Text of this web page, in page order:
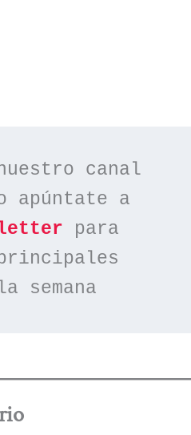
canal
apúntate a
para
semana